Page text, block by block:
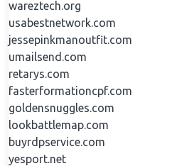
wareztech.org
usabestnetwork.com
jessepinkmanoutfit.com
umailsend.com
retarys.com
fasterformationcpf.com
goldensnuggles.com
lookbattlemap.com
buyrdpservice.com
yesport.net